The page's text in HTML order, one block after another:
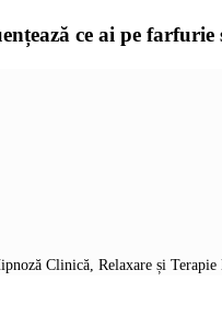
ce ai pe
Clinică, Relaxare și Terapie